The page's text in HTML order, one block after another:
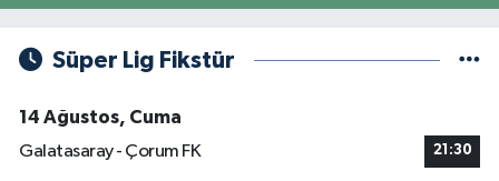
Süper Lig Fikstür
14 Ağustos, Cuma
Galatasaray - Çorum FK
21:30